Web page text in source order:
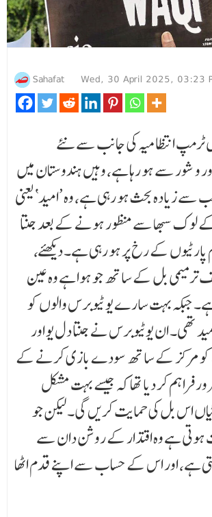
Sahafat Wed, 30 April 2025, 03:23
ٹرمپ انتظامیہ کی جانب سے نئے
و شور سے ہو رہا ہے، وہیں ہندوستان میں
زیادہ بحث ہو رہی ہے، وہ ’امید‘ یعنی
لوک سبھا سے منظور ہونے کے بعد جنتا
پارٹیوں کے رخ پر ہو رہی ہے۔ دیکھئے،
ترمیمی بل کے ساتھ جو ہوا ہے وہ عین
جبکہ بہت سارے یو ٹیوبرس والوں کو
تھی۔ ان یوٹیوبرس نے جنتا دل یو اور
کو مرکز کے ساتھ سودے بازی کرنے کے
فراہم کر دیا تھا کہ جیسے بہت مشکل
اس بل کی حمایت کریں گی۔ لیکن جو
ہوتی ہے وہ اقتدار کے روشن دان سے
ہے، اور اس کے حساب سے اپنے قدم اٹھا